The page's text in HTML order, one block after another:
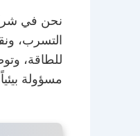
نحن في
التسرب،
للطاقة،
مسؤولة